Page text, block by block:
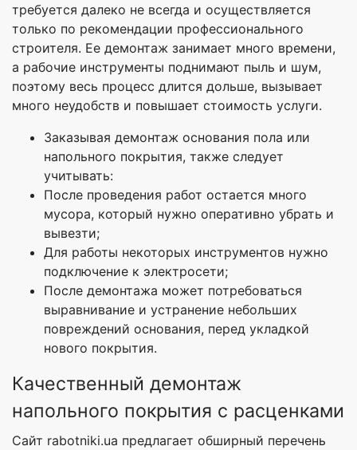
требуется далеко не всегда и осуществляется
только по рекомендации профессионального
строителя. Ее демонтаж занимает много времени,
а рабочие инструменты поднимают пыль и шум,
поэтому весь процесс длится дольше, вызывает
много неудобств и повышает стоимость услуги.
Заказывая демонтаж основания пола или
напольного покрытия, также следует
учитывать:
После проведения работ остается много
мусора, который нужно оперативно убрать и
вывезти;
Для работы некоторых инструментов нужно
подключение к электросети;
После демонтажа может потребоваться
выравнивание и устранение небольших
повреждений основания, перед укладкой
нового покрытия.
Качественный демонтаж
напольного покрытия с расценками
Сайт rabotniki.ua предлагает обширный перечень